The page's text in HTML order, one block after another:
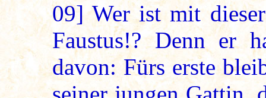
09] Wer ist mit
Faustus!? Denn er
davon: Fürs erste